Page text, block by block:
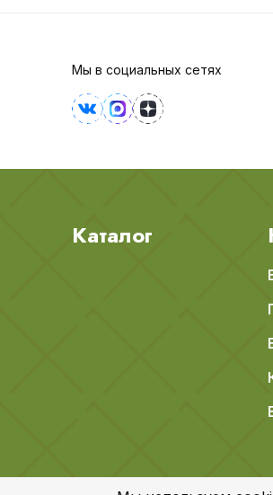
Мы в социальных сетях
Каталог